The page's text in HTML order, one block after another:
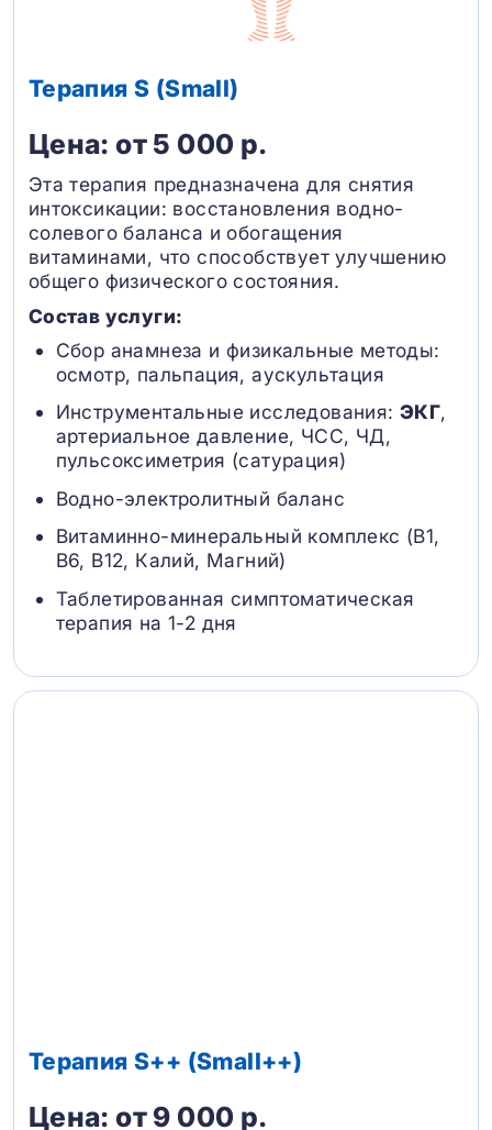
Терапия S (Small)
Цена: от 5 000 р.
Эта терапия предназначена для снятия
интоксикации: восстановления водно-
солевого баланса и обогащения
витаминами, что способствует улучшению
общего физического состояния.
Состав услуги:
Сбор анамнеза и физикальные методы:
осмотр, пальпация, аускультация
Инструментальные исследования: ЭКГ,
артериальное давление, ЧСС, ЧД,
пульсоксиметрия (сатурация)
Водно-электролитный баланс
Витаминно-минеральный комплекс (B1,
B6, В12, Калий, Магний)
Таблетированная симптоматическая
терапия на 1-2 дня
Терапия S++ (Small++)
Цена: от 9 000 р.